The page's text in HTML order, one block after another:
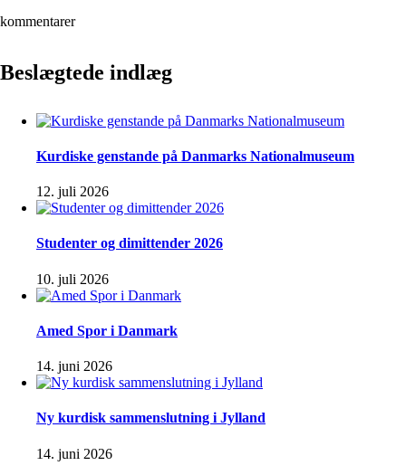
kommentarer
Beslægtede indlæg
Kurdiske genstande på Danmarks Nationalmuseum
12. juli 2026
Studenter og dimittender 2026
10. juli 2026
Amed Spor i Danmark
14. juni 2026
Ny kurdisk sammenslutning i Jylland
14. juni 2026